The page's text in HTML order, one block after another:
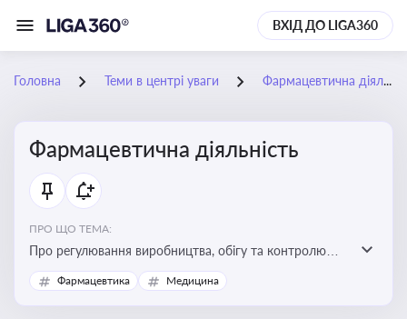
ВХІД ДО LIGA360
Головна Теми в центрі уваги Фармацевтична діяльність
Фармацевтична діяльність
ПРО ЩО ТЕМА:
Про регулювання виробництва, обігу та контролю
лікарських засобів для легальної роботи компаній та
аптек, з дотриманням стандартів якості та безпеки
Фармацевтика Медицина